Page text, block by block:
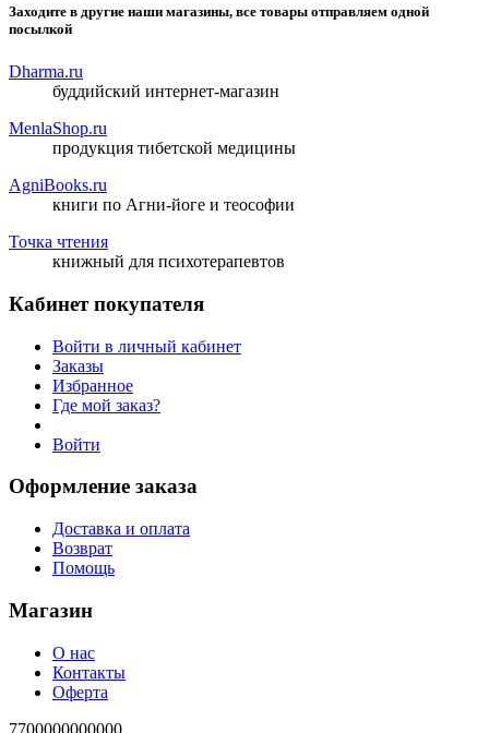
Заходите в другие наши магазины, все товары отправляем одной
посылкой
Dharma.ru
буддийский интернет-магазин
MenlaShop.ru
продукция тибетской медицины
AgniBooks.ru
книги по Агни-йоге и теософии
Точка чтения
книжный для психотерапевтов
Кабинет покупателя
Войти в личный кабинет
Заказы
Избранное
Где мой заказ?
Войти
Оформление заказа
Доставка и оплата
Возврат
Помощь
Магазин
О нас
Контакты
Оферта
7700000000000